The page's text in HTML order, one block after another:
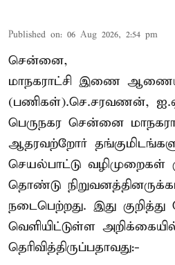
Published on: 06 Aug 2026, 2:54 pm
சென்னை,
மாநகராட்சி இணை
(பணிகள்).செ.சரவணன்,
பெருநகர சென்னை
ஆதரவற்றோர்
செயல்பாட்டு வழிமுறைகள்
தொண்டு
நடைபெற்றது. இது
வெளியிட்டுள்ள
தெரிவித்திருப்பதாவது:-